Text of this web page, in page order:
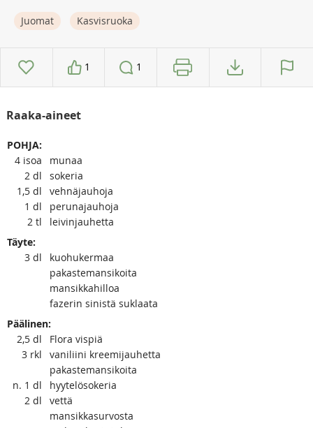
Juomat Kasvisruoka
1 1
Raaka-aineet
POHJA:
4 isoa
munaa
2 dl
sokeria
1,5 dl
vehnäjauhoja
1 dl
perunajauhoja
2 tl
leivinjauhetta
Täyte:
3 dl
kuohukermaa
pakastemansikoita
mansikkahilloa
fazerin sinistä suklaata
Päälinen:
2,5 dl
Flora vispiä
3 rkl
vaniliini kreemijauhetta
pakastemansikoita
n. 1 dl
hyytelösokeria
2 dl
vettä
mansikkasurvosta